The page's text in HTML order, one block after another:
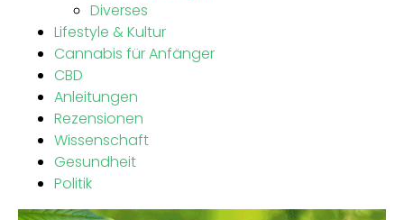
Diverses
Lifestyle & Kultur
Cannabis für Anfänger
CBD
Anleitungen
Rezensionen
Wissenschaft
Gesundheit
Politik